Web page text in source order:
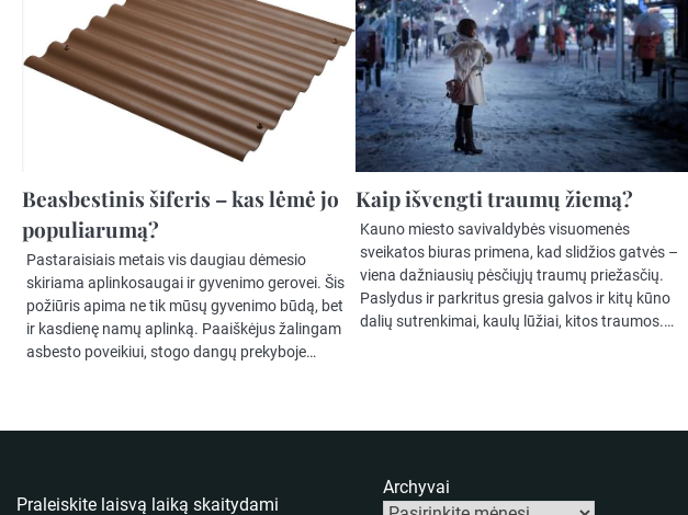
Beasbestinis šiferis – kas lėmė jo
populiarumą?
Pastaraisiais metais vis daugiau dėmesio
skiriama aplinkosaugai ir gyvenimo gerovei. Šis
požiūris apima ne tik mūsų gyvenimo būdą, bet
ir kasdienę namų aplinką. Paaiškėjus žalingam
asbesto poveikiui, stogo dangų prekyboje…
Kaip išvengti traumų žiemą?
Kauno miesto savivaldybės visuomenės
sveikatos biuras primena, kad slidžios gatvės –
viena dažniausių pėsčiųjų traumų priežasčių.
Paslydus ir parkritus gresia galvos ir kitų kūno
dalių sutrenkimai, kaulų lūžiai, kitos traumos.…
Praleiskite laisvą laiką skaitydami
Archyvai